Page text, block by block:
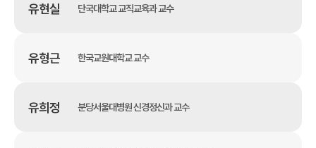
유현실 단국대학교 교직교육과 교수
유형근 한국교원대학교 교수
유희정 분당서울대병원 신경정신과 교수